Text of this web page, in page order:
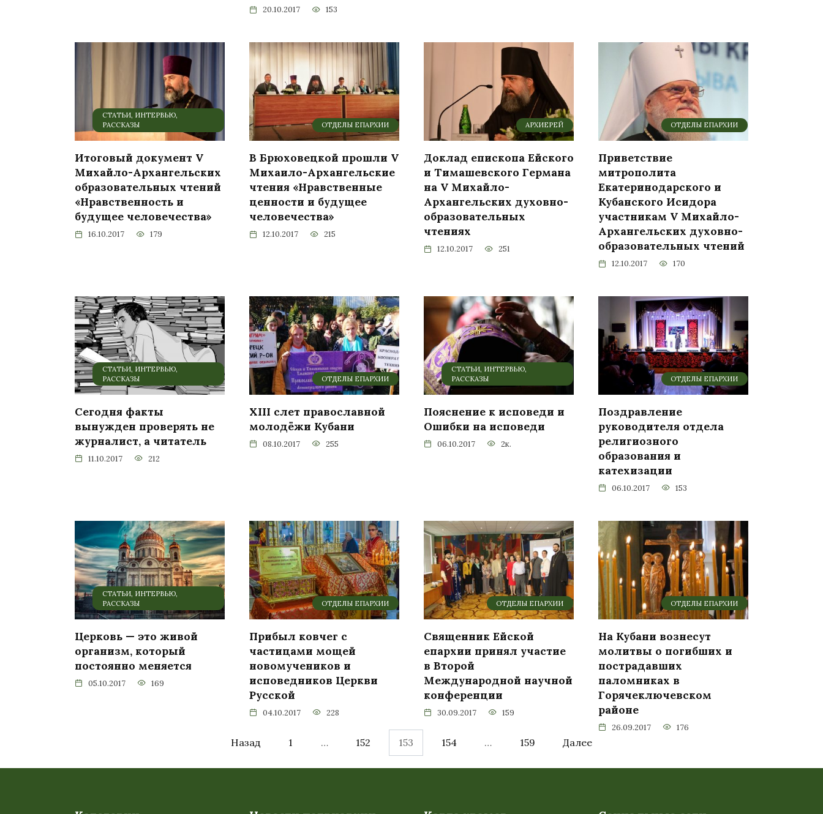
20.10.2017 153
СТАТЬИ, ИНТЕРВЬЮ,
РАССКАЗЫ
Итоговый документ V
Михайло-Архангельских
образовательных чтений
«Нравственность и
будущее человечества»
16.10.2017 179
ОТДЕЛЫ ЕПАРХИИ
В Брюховецкой прошли V
Михаило-Архангельские
чтения «Нравственные
ценности и будущее
человечества»
12.10.2017 215
АРХИЕРЕЙ
Доклад епископа Ейского
и Тимашевского Германа
на V Михайло-
Архангельских духовно-
образовательных
чтениях
12.10.2017 251
ОТДЕЛЫ ЕПАРХИИ
Приветствие
митрополита
Екатеринодарского и
Кубанского Исидора
участникам V Михайло-
Архангельских духовно-
образовательных чтений
12.10.2017 170
СТАТЬИ, ИНТЕРВЬЮ,
РАССКАЗЫ
Сегодня факты
вынужден проверять не
журналист, а читатель
11.10.2017 212
ОТДЕЛЫ ЕПАРХИИ
ХIII слет православной
молодёжи Кубани
08.10.2017 255
СТАТЬИ, ИНТЕРВЬЮ,
РАССКАЗЫ
Пояснение к исповеди и
Ошибки на исповеди
06.10.2017 2к.
ОТДЕЛЫ ЕПАРХИИ
Поздравление
руководителя отдела
религиозного
образования и
катехизации
06.10.2017 153
СТАТЬИ, ИНТЕРВЬЮ,
РАССКАЗЫ
Церковь — это живой
организм, который
постоянно меняется
05.10.2017 169
ОТДЕЛЫ ЕПАРХИИ
Прибыл ковчег с
частицами мощей
новомучеников и
исповедников Церкви
Русской
04.10.2017 228
ОТДЕЛЫ ЕПАРХИИ
Священник Ейской
епархии принял участие
в Второй
Международной научной
конференции
30.09.2017 159
ОТДЕЛЫ ЕПАРХИИ
На Кубани вознесут
молитвы о погибших и
пострадавших
паломниках в
Горячеключевском
районе
26.09.2017 176
Назад 1 … 152 153 154 … 159 Далее